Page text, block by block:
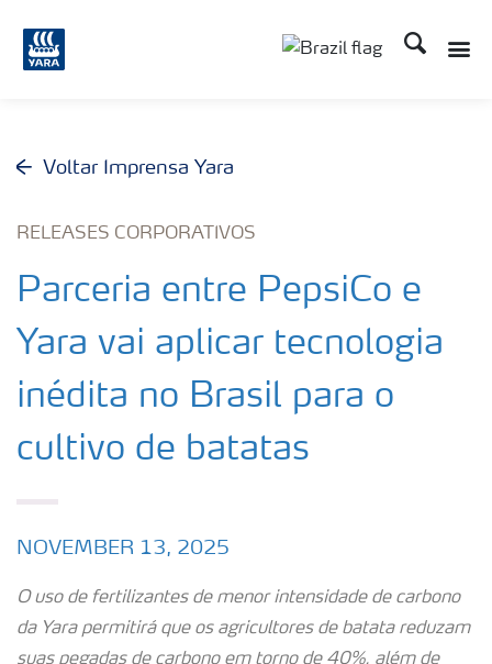
Busca
Voltar Imprensa Yara
RELEASES CORPORATIVOS
Parceria entre PepsiCo e
Yara vai aplicar tecnologia
inédita no Brasil para o
cultivo de batatas
NOVEMBER 13, 2025
O uso de fertilizantes de menor intensidade de carbono
da Yara permitirá que os agricultores de batata reduzam
suas pegadas de carbono em torno de 40%, além de